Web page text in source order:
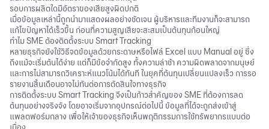
รอบการผลิตใดมีอัตราของเสียสูงผิดปกติ
เมื่อข้อมูลเหล่านี้ถูกนำมาแสดงผลอย่างชัดเจน ผู้บริหารและทีมงานก็จะสามารถ
แก้ไขปัญหาได้เร็วขึ้น ก่อนที่ความสูญเสียจะสะสมเป็นต้นทุนก้อนใหญ่
ทำไม SME ต้องติดตั้งระบบ Smart Tracking
หลายธุรกิจยังใช้วิธีจดข้อมูลด้วยกระดาษหรือไฟล์ Excel แบบ Manual อยู่ ซึ่ง
ถึงแม้จะเริ่มต้นได้ง่าย แต่ก็มีข้อจำกัดสูง ทั้งความล่าช้า ความผิดพลาดจากมนุษย์
และการไม่สามารถวิเคราะห์แนวโน้มได้ทันที ในยุคที่ต้นทุนเปลี่ยนแปลงเร็ว การรอ
รายงานสิ้นเดือนอาจไม่ทันต่อการตัดสินใจทางธุรกิจ
การติดตั้งระบบ Smart Tracking จึงเป็นก้าวสำคัญของ SME ที่ต้องการลด
ต้นทุนอย่างจริงจัง โดยอาจเริ่มจากอุปกรณ์ต่อไปนี้ ข้อมูลที่ได้จะถูกส่งเข้าสู่
แพลตฟอร์มกลาง เพื่อให้เจ้าของธุรกิจเห็นพฤติกรรมการใช้ทรัพยากรแบบต่อ